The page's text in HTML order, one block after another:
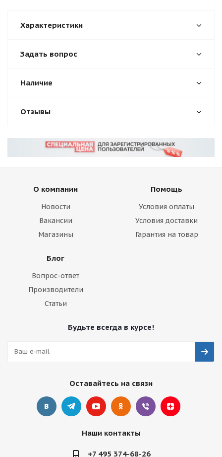
Характеристики
Задать вопрос
Наличие
Отзывы
О компании
Новости
Вакансии
Магазины
Помощь
Условия оплаты
Условия доставки
Гарантия на товар
Блог
Вопрос-ответ
Производители
Статьи
Будьте всегда в курсе!
Оставайтесь на связи
Наши контакты
+7 495 374-68-26